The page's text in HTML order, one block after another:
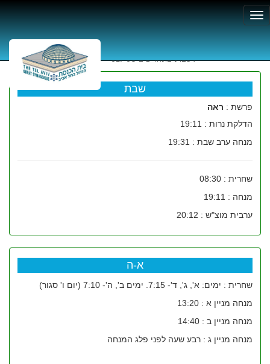
זמני תפילה
לשבוע בתאריכים02/08 - 08/08
שבת
פרשת : ראה
הדלקת נרות : 19:11
מנחה ערב שבת : 19:31
שחרית : 08:30
מנחה : 19:11
ערבית מוצ"ש : 20:12
א-ה
שחרית : ימים: א', ג', ד'- 7:15. ימים ב', ה'- 7:10 (יום ו' סגור)
מנחה מניין א : 13:20
מנחה מניין ב : 14:40
מנחה מניין ג : רבע שעה לפני פלג המנחה